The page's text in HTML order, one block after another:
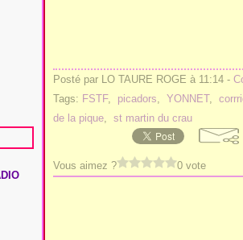
Posté par LO TAURE ROGE à 11:14 -
Tags: FSTF, picadors, YONNET,
de la pique, st martin du crau
Vous aimez ? 0 vote